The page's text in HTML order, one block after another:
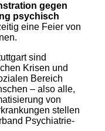
gegen
psychisch
eine Feier von
sind
Krisen und
Bereich
– also alle,
von
stellen
Psychiatrie-